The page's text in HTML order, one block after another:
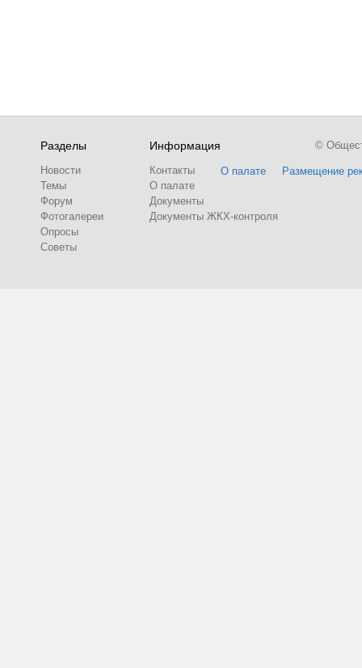
Разделы
Новости
Темы
Форум
Фотогалереи
Опросы
Советы
Информация
Контакты
О палате
Документы
Документы ЖКХ-контроля
О палате Размещение
©